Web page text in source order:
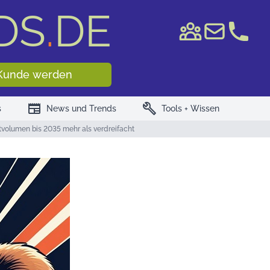
.DE
WKN/ISIN
werden
newspaper News und Trends build Tools + Wissen
bis 2035 mehr als verdreifacht